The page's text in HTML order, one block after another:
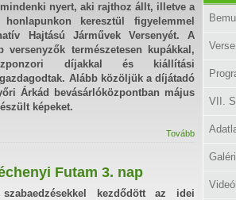
nyert, aki rajthoz állt, illetve a
keresztül figyelemmel
Hajtású Járművek Versenyét. A
versenyzők természetesen kupákkal,
díjakkal és kiállítási
Alább közöljük a díjátadó
Árkád bevásárlóközpontban május
képeket.
Tovább
Futam 3. nap
kezdődött az idei
VII.